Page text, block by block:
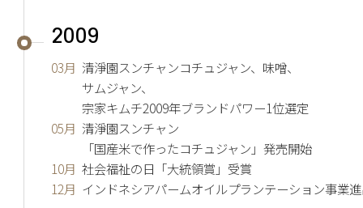
2009
03月 清淨園スンチャンコチュジャン、味噌、
サムジャン、
宗家キムチ2009年ブランドパワー1位選定
05月 清淨園スンチャン
「国産米で作ったコチュジャン」発売開始
10月 社会福祉の日「大統領賞」受賞
12月 インドネシアパームオイルプランテーション事業